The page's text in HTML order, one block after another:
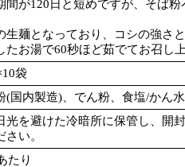
間が120日と短めですが、そば
生麺となっており、コシの強さ
たお湯で60秒ほど茹でてお召し
袋
(国内製造)、でん粉、食塩/かん
光を避けた冷暗所に保管し、開
さい。
たり